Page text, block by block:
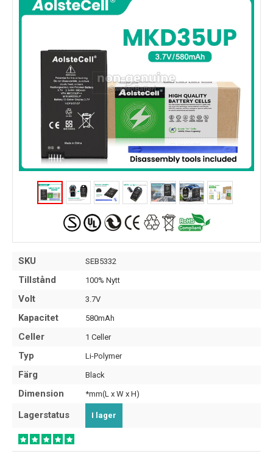
SKU SEB5332
Tillstånd 100% Nytt
Volt 3.7V
Kapacitet 580mAh
Celler 1 Celler
Typ Li-Polymer
Färg Black
Dimension *mm(L x W x H)
Lagerstatus I lager